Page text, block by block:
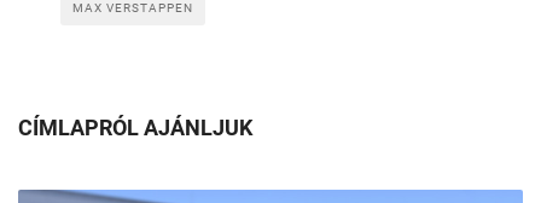
MAX VERSTAPPEN
CÍMLAPRÓL AJÁNLJUK